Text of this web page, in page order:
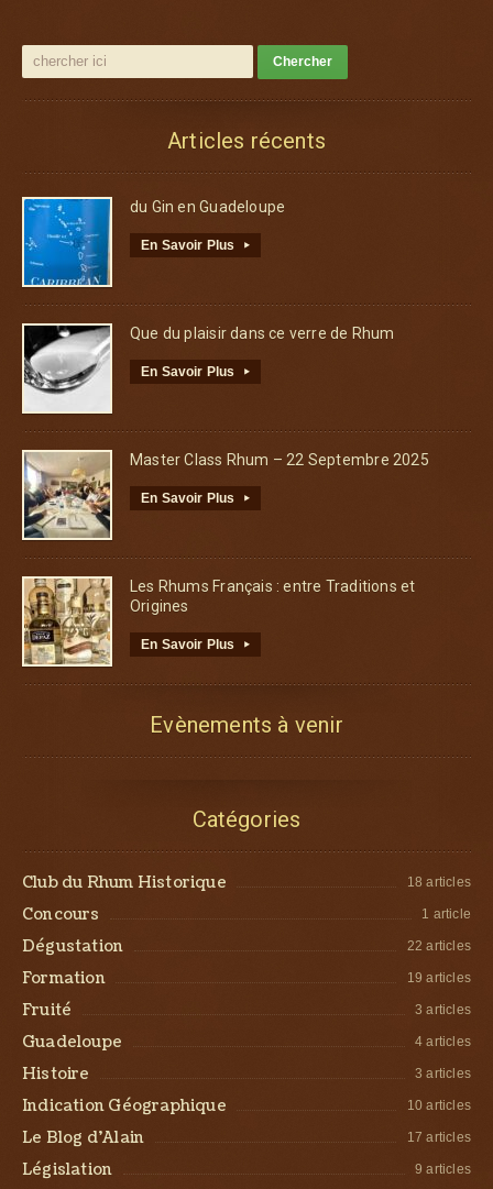
Articles récents
du Gin en Guadeloupe
En Savoir Plus ▸
Que du plaisir dans ce verre de Rhum
En Savoir Plus ▸
Master Class Rhum – 22 Septembre 2025
En Savoir Plus ▸
Les Rhums Français : entre Traditions et
Origines
En Savoir Plus ▸
Evènements à venir
Catégories
18 articles
Club du Rhum Historique
1 article
Concours
22 articles
Dégustation
19 articles
Formation
3 articles
Fruité
4 articles
Guadeloupe
3 articles
Histoire
10 articles
Indication Géographique
17 articles
Le Blog d’Alain
9 articles
Législation